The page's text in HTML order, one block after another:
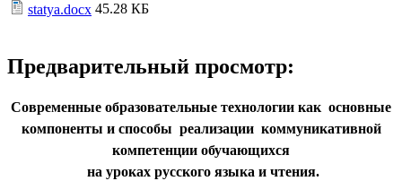
statya.docx 45.28 КБ
Предварительный просмотр:
Современные образовательные технологии как основные
компоненты и способы реализации коммуникативной
компетенции обучающихся
на уроках русского языка и чтения.